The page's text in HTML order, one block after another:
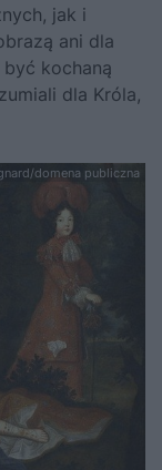
jak i
ani dla
kochaną
dla Króla,
domena publiczna